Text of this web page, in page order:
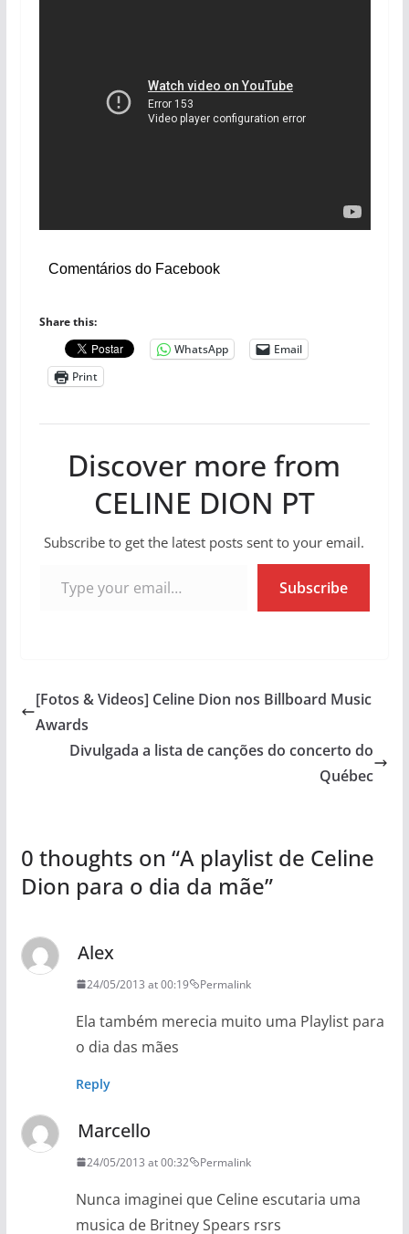
Comentários do Facebook
Share this:
WhatsApp
Email
Print
Discover more from
CELINE DION PT
Subscribe to get the latest posts sent to your email.
Subscribe
[Fotos & Videos] Celine Dion nos Billboard Music
Awards
Divulgada a lista de canções do concerto do
Québec
0 thoughts on “A playlist de Celine
Dion para o dia da mãe”
Alex
24/05/2013 at 00:19 Permalink
Ela também merecia muito uma Playlist para
o dia das mães
Reply
Marcello
24/05/2013 at 00:32 Permalink
Nunca imaginei que Celine escutaria uma
musica de Britney Spears rsrs